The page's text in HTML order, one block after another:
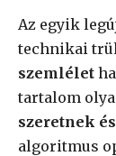
Az egyik
technikai
szemlélet
tartalom
szeretnek
algoritmus